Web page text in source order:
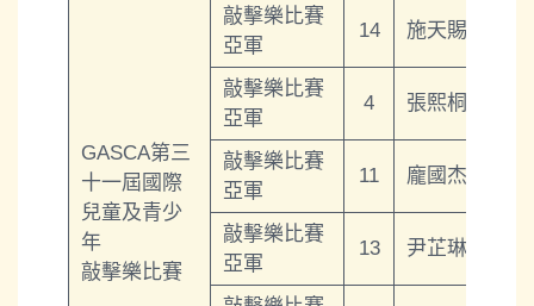
GASCA第三
十一屆國際
兒童及青少
年
敲擊樂比賽
敲擊樂比賽
亞軍
14 施天賜
敲擊樂比賽
亞軍
4 張熙桐
敲擊樂比賽
亞軍
11 龐國杰
敲擊樂比賽
亞軍
13 尹芷琳